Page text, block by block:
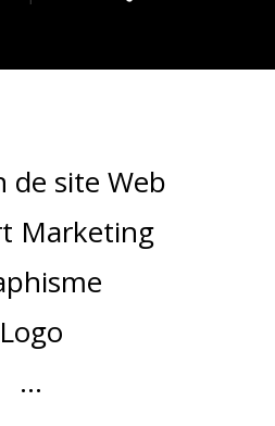
de site Web
Marketing
Logo
…